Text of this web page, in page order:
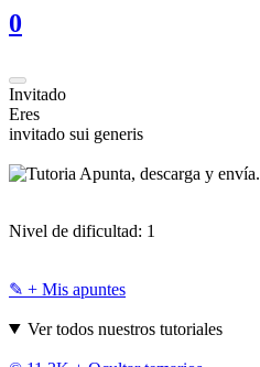
0
Invitado
Eres
invitado sui generis
Apunta, descarga y envía.
Nivel de dificultad: 1
✎ + Mis apuntes
Ver todos nuestros tutoriales